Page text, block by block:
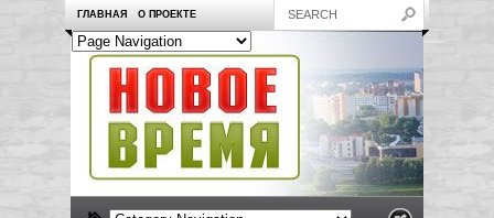
ГЛАВНАЯ О ПРОЕКТЕ